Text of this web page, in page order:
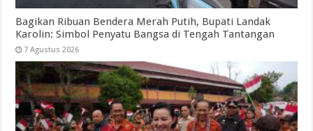
Bagikan Ribuan Bendera Merah Putih, Bupati Landak
Karolin: Simbol Penyatu Bangsa di Tengah Tantangan
7 Agustus 2026